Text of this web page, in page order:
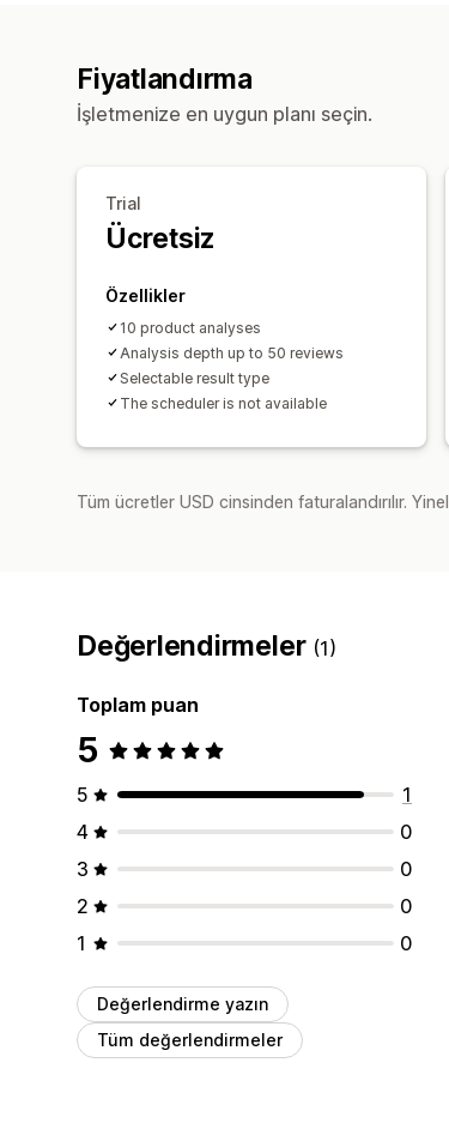
Fiyatlandırma
İşletmenize en uygun planı seçin.
Trial
Ücretsiz
Özellikler
10 product analyses
Analysis depth up to 50 reviews
Selectable result type
The scheduler is not available
Tüm ücretler USD cinsinden faturalandırılır.
Değerlendirmeler (1)
Toplam puan
5
5
1
4
0
3
0
2
0
1
0
Değerlendirme yazın
Tüm değerlendirmeler